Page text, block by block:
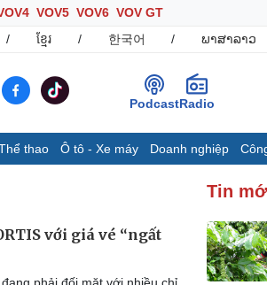
VOV5 VOV6 VOV GT
/ ខ្មែរ / 한국어 / ພາສາລາວ
PodcastRadio
thao Ô tô - Xe máy Doanh nghiệp
Video
E-Magazine
Kinh tế
Khởi
với giá vé “ngất
Tin